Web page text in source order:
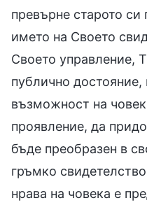
превърне старото си
името на Своето
Своето управление,
публично достояние,
възможност на
проявление, да
бъде преобразен в
гръмко
нрава на човека е